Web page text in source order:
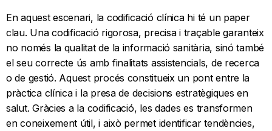
En aquest escenari, la codificació clínica hi té un paper
clau. Una codificació rigorosa, precisa i traçable garanteix
no només la qualitat de la informació sanitària, sinó també
el seu correcte ús amb finalitats assistencials, de recerca
o de gestió. Aquest procés constitueix un pont entre la
pràctica clínica i la presa de decisions estratègiques en
salut. Gràcies a la codificació, les dades es transformen
en coneixement útil, i això permet identificar tendències,